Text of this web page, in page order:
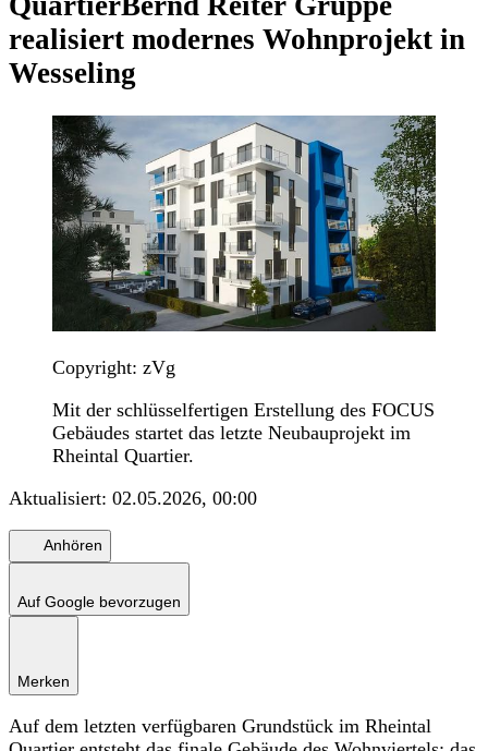
realisiert modernes Wohnprojekt in
Wesseling
Copyright: zVg
Mit der schlüsselfertigen Erstellung des FOCUS
Gebäudes startet das letzte Neubauprojekt im
Rheintal Quartier.
Aktualisiert: 02.05.2026, 00:00
Anhören
Auf Google bevorzugen
Merken
Auf dem letzten verfügbaren Grundstück im Rheintal